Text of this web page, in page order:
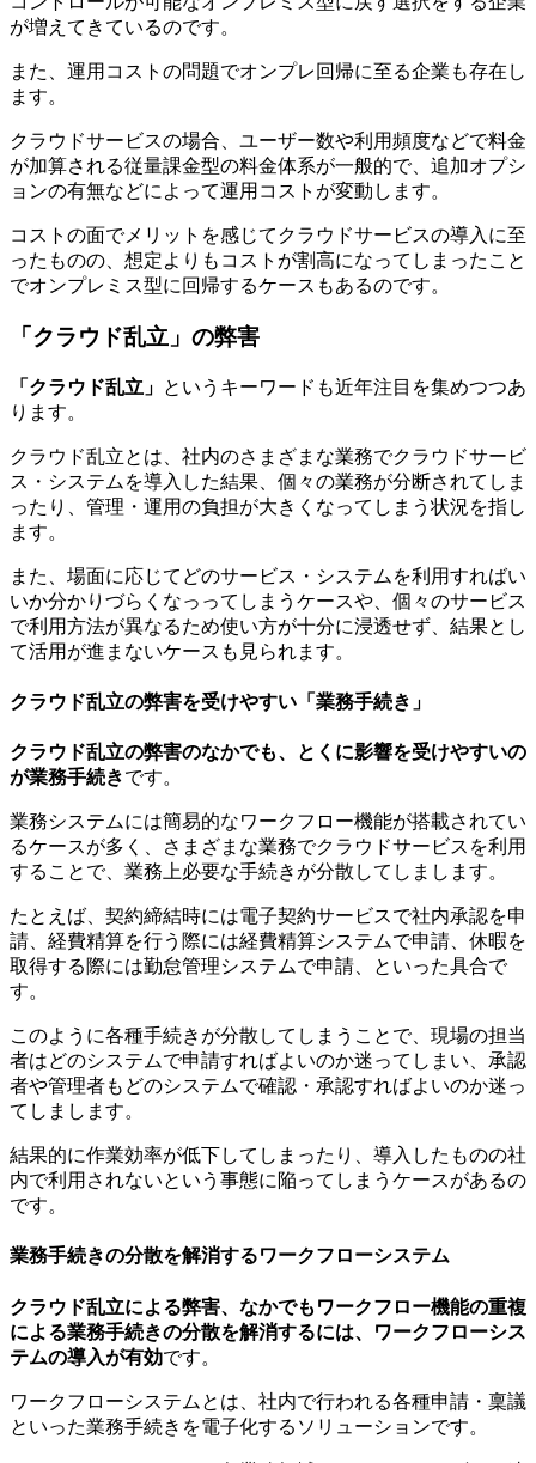
が増えてきているのです。
また、運用コストの問題でオンプレ回帰に至る企業も存在し
ます。
クラウドサービスの場合、ユーザー数や利用頻度などで料金
が加算される従量課金型の料金体系が一般的で、追加オプシ
ョンの有無などによって運用コストが変動します。
コストの面でメリットを感じてクラウドサービスの導入に至
ったものの、想定よりもコストが割高になってしまったこと
でオンプレミス型に回帰するケースもあるのです。
「クラウド乱立」の弊害
「クラウド乱立」 というキーワードも近年注目を集めつつあ
ります。
クラウド乱立とは、社内のさまざまな業務でクラウドサービ
ス・システムを導入した結果、個々の業務が分断されてしま
ったり、管理・運用の負担が大きくなってしまう状況を指し
ます。
また、場面に応じてどのサービス・システムを利用すればい
いか分かりづらくなっってしまうケースや、個々のサービス
で利用方法が異なるため使い方が十分に浸透せず、結果とし
て活用が進まないケースも見られます。
クラウド乱立の弊害を受けやすい「業務手続き」
クラウド乱立の弊害のなかでも、とくに影響を受けやすいの
が業務手続きです。
業務システムには簡易的なワークフロー機能が搭載されてい
るケースが多く、さまざまな業務でクラウドサービスを利用
することで、業務上必要な手続きが分散してしまします。
たとえば、契約締結時には電子契約サービスで社内承認を申
請、経費精算を行う際には経費精算システムで申請、休暇を
取得する際には勤怠管理システムで申請、といった具合で
す。
このように各種手続きが分散してしまうことで、現場の担当
者はどのシステムで申請すればよいのか迷ってしまい、承認
者や管理者もどのシステムで確認・承認すればよいのか迷っ
てしまします。
結果的に作業効率が低下してしまったり、導入したものの社
内で利用されないという事態に陥ってしまうケースがあるの
です。
業務手続きの分散を解消するワークフローシステム
クラウド乱立による弊害、なかでもワークフロー機能の重複
による業務手続きの分散を解消するには、ワークフローシス
テムの導入が有効です。
ワークフローシステムとは、社内で行われる各種申請・稟議
といった業務手続きを電子化するソリューションです。